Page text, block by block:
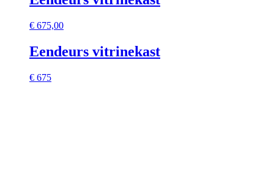
€ 675,00
Eendeurs vitrinekast
€ 675